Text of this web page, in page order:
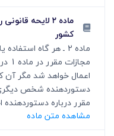
ماده ۲ لایحه
کشور
ماده 2 ـ هر گاه
اعمال خواهد شد مگر آن
دستوردهنده شخص
مقرر درباره دستوردهنده
مشاهده متن ماده